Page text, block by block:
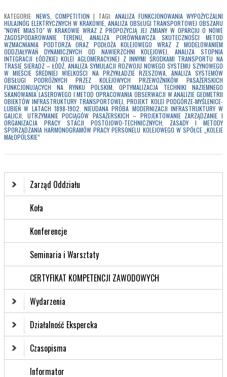
KATEGORIE: NEWS COMPETITION | TAGI: ANALIZA FUNKCJONOWANIA WYPOŻYCZALNI
HULAJNÓG ELEKTRYCZNYCH W KRAKOWIE ANALIZA OBSŁUGI TRANSPORTOWEJ OBSZARU
"NOWE MIASTO" W KRAKOWIE WRAZ Z PROPOZYCJĄ JEJ ZMIANY W OPARCIU O NOWE
ZAGOSPODAROWANIE TERENU ,ANALIZA PORÓWNAWCZA SKUTECZNOŚCI METOD
WZMACNIANIA PODTORZA ORAZ PODŁOŻA KOLEJOWEGO WRAZ Z MODELOWANIEM
ODDZIAŁYWAŃ DYNAMICZNYCH OD NAWIERZCHNI KOLEJOWEJ ,ANALIZA STOPNIA
INTEGRACJI ŁÓDZKIEJ KOLEI AGLOMERACYJNEJ Z INNYMI ŚRODKAMI TRANSPORTU NA
TRASIE SIERADZ – ŁÓDŹ ANALIZA SYMULACJI ROZWOJU NOWEGO SYSTEMU SZYNOWEGO
W MIEŚCIE ŚREDNIEJ WIELKOŚCI NA PRZYKŁADZIE RZESZOWA, ANALIZA SYSTEMÓW
OBSŁUGI PODRÓŻNYCH PRZEZ KOLEJOWYCH PRZEWOŹNIKÓW PASAŻERSKICH
FUNKCJONUJĄCYCH NA RYNKU POLSKIM ,OPTYMALIZACJA TECHNIKI NAZIEMNEGO
SKANOWANIA LASEROWEGO I METOD OPRACOWANIA OBSERWACJI W ANALIZIE GEOMETRII
OBIEKTÓW INFRASTRUKTURY TRANSPORTOWEJ ,PROJEKT KOLEI PODGÓRZE-MYŚLENICE-
LUBIEŃ W LATACH 1898-1902. NIEUDANA PRÓBA MODERNIZACJI INFRASTRUKTURY W
GALICJI
UTRZYMANIE POCIĄGÓW PASAŻERSKICH – PROJEKTOWANIE ZARZĄDZANIE I
ORGANIZACJA PRACY STACJI POSTOJOWO-TECHNICZNYCH
ZASADY I METODY
SPORZĄDZANIA HARMONOGRAMÓW PRACY PERSONELU KOLEJOWEGO W SPÓŁCE „KOLEJE
MAŁOPOLSKIE”
Zarząd Oddziału
Koła
Konferencje
Seminaria i Warsztaty
CERTYFIKAT KOMPETENCJI ZAWODOWYCH
Wydarzenia
Działalność Ekspercka
Czasopisma
Informator